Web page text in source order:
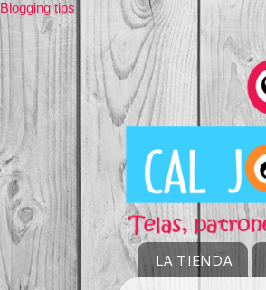
Blogging tips
LA TIENDA